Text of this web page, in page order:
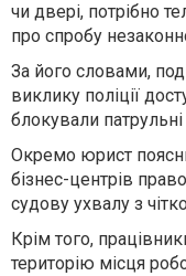
чи двері, потрібно
про спробу
За його словами,
виклику поліції
блокували патрульні
Окремо юрист
бізнес-центрів
судову ухвалу з
Крім того,
територію місця